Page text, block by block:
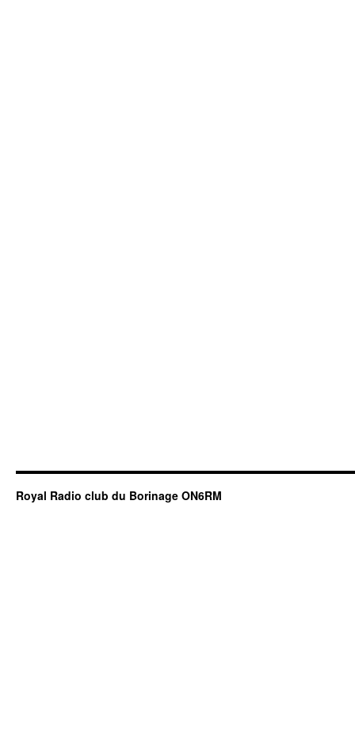
Royal Radio club du Borinage ON6RM